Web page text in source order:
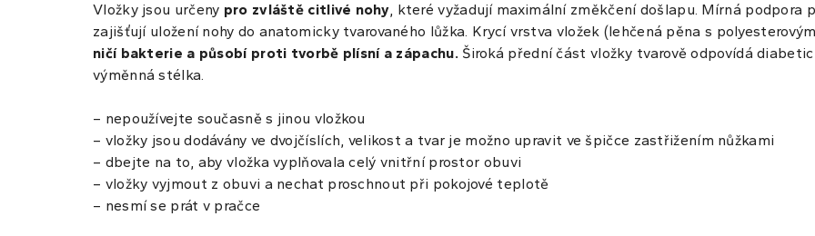
Vložky jsou určeny pro zvláště citlivé nohy, které vyžadují maximální změkčení došlapu. Mírná podpora
zajišťují uložení nohy do anatomicky tvarovaného lůžka. Krycí vrstva vložek (lehčená pěna s
ničí bakterie a působí proti tvorbě plísní a zápachu. Široká přední část vložky tvarově odpovídá
výměnná stélka.
– nepoužívejte současně s jinou vložkou
– vložky jsou dodávány ve dvojčíslích, velikost a tvar je možno upravit ve špičce zastřižením nůžkami
– dbejte na to, aby vložka vyplňovala celý vnitřní prostor obuvi
– vložky vyjmout z obuvi a nechat proschnout při pokojové teplotě
– nesmí se prát v pračce